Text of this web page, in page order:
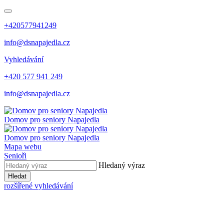
+420577941249
info@dsnapajedla.cz
Vyhledávání
+420 577 941 249
info@dsnapajedla.cz
Domov pro seniory Napajedla
Domov pro seniory Napajedla
Mapa webu
Senioři
Hledaný výraz
Hledat
rozšířené vyhledávání